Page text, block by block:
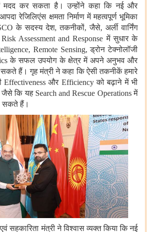
मदद कर सकता है। उन्होंने कहा कि नई और
रेजिलिएंस क्षमता निर्माण में महत्वपूर्ण भूमिका
के सदस्य देश, तकनीकों, जैसे, अर्ली वार्निंग
Assessment and Response में सुधार के
Remote Sensing, ड्रोन टेक्नोलॉजी
के सफल उपयोग के क्षेत्र में अपने अनुभव और
सकते हैं। गृह मंत्री ने कहा कि ऐसी तकनीकें हमारे
Effectiveness और Efficiency को बढ़ाने में भी
कि यह Search and Rescue Operations में
सकते हैं।
सहकारिता मंत्री ने विश्वास व्यक्त किया कि नई